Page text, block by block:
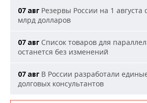
07 авг Резервы России на 1 августа
млрд долларов
07 авг Список товаров для
останется без изменений
07 авг В России разработали
долговых консультантов